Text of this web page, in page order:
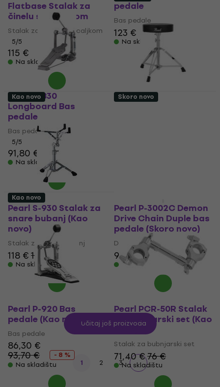
Flatbase Stalak za
činelu s pecaljkom
Stalak za činelu s pecaljkom
5/5
115 €
Na skladištu
pedale
Bas pedale
123 €
Na skladištu
Pearl P-830
Longboard Bas
pedale
Bas pedale
5/5
91,80 €
Na skladištu
Kao novo
Pearl S-930 Stalak za
snare bubanj (Kao
novo)
Stalak za snare bubanj
118 €120,78 €
Na skladištu
Skoro novo
Pearl P-3002C Demon
Drive Chain Duple bas
pedale (Skoro novo)
Duple bas pedale
971 €991 €
Na skladištu
Kao novo
Pearl P-920 Bas
pedale (Kao novo)
Bas pedale
86,30 €
93,70 €
- 8 %
Na skladištu
Pearl PCR-50R Stalak
za bubnjarski set (Kao
novo)
Stalak za bubnjarski set
71,40 €76 €
Na skladištu
Učitaj još proizvoda
1 2 3